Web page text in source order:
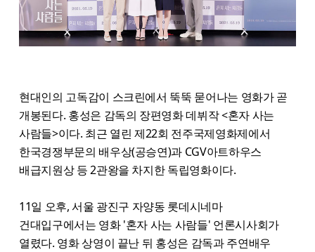
현대인의 고독감이 스크린에서 뚝뚝 묻어나는 영화가 곧
개봉된다. 홍성은 감독의 장편영화 데뷔작 <혼자 사는
사람들>이다. 최근 열린 제22회 전주국제영화제에서
한국경쟁부문의 배우상(공승연)과 CGV아트하우스
배급지원상 등 2관왕을 차지한 독립영화이다.
11일 오후, 서울 광진구 자양동 롯데시네마
건대입구에서는 영화 '혼자 사는 사람들' 언론시사회가
열렸다. 영화 상영이 끝난 뒤 홍성은 감독과 주연배우